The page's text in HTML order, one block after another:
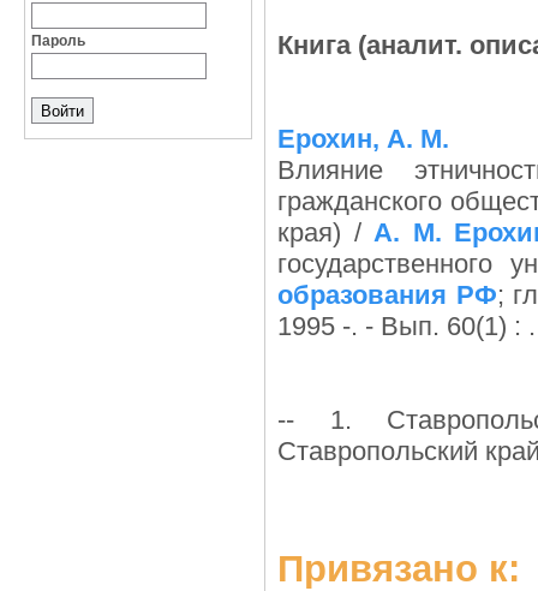
Пароль Книга (аналит.
Ерохин, А. М.
Влияние
гражданского
края) /А. М.
образования РФ;
1995 -. - Вып. 60(1) :
-- 1.
Ставропольский
Привязано к: